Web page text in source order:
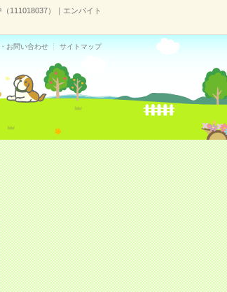
111018037）｜エンバイト
お問い合わせ サイトマップ